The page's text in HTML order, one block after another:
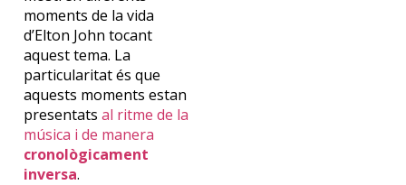
moments de la vida
d’Elton John tocant
aquest tema. La
particularitat és que
aquests moments estan
presentatsal ritme de la
música i de manera
cronològicament
inversa.